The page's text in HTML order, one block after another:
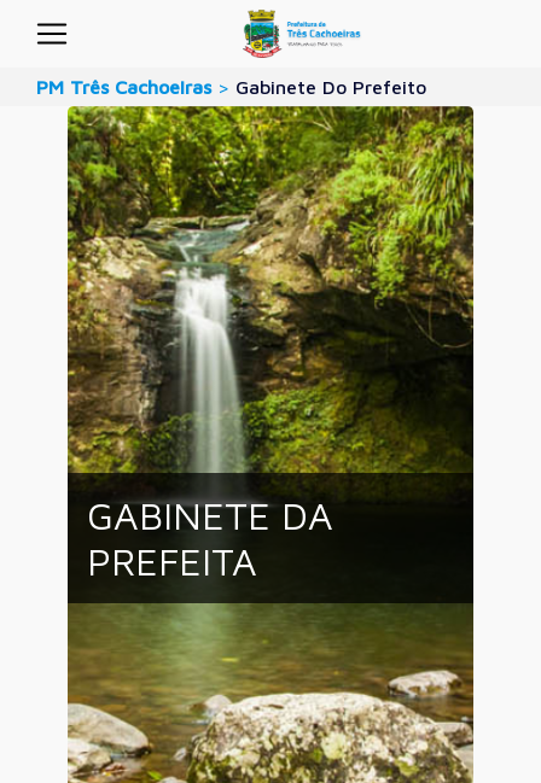
PM Três Cachoeiras > Gabinete Do Prefeito
GABINETE DA
PREFEITA